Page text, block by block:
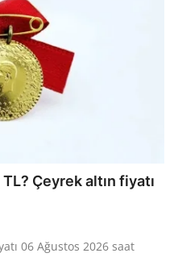
Çeyrek altın fiyatı
06 Ağustos 2026 saat